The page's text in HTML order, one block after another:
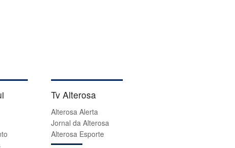
Tv Alterosa
Alterosa Alerta
Jornal da Alterosa
Alterosa Esporte